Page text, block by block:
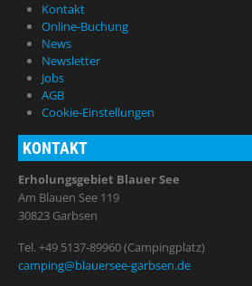
Kontakt
Online-Buchung
News
Newsletter
Jobs
AGB
Cookie-Einstellungen
KONTAKT
Erholungsgebiet Blauer See
Am Blauen See 119
30823 Garbsen
Tel. +49 5137-89960 (Campingplatz)
camping@blauersee-garbsen.de